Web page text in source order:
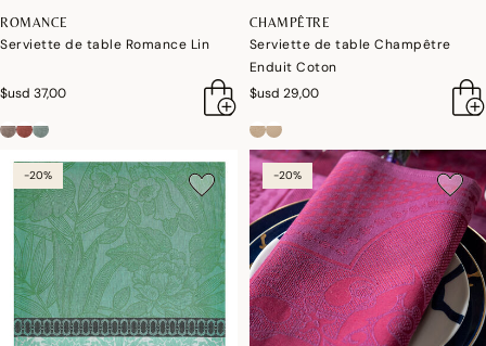
ROMANCE
Serviette de table Romance Lin
$usd 37,00
CHAMPÊTRE
Serviette de table Champêtre
Enduit Coton
$usd 29,00
-20% -20%